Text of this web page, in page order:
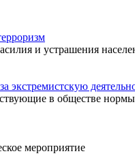
и устрашения
в обществе
мероприятие